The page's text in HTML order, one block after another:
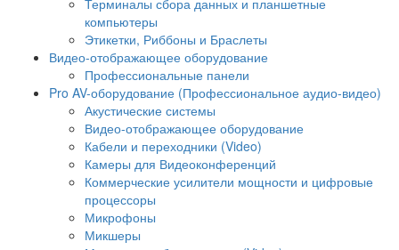
компьютеры
Этикетки, Риббоны и Браслеты
Видео-отображающее оборудование
Профессиональные панели
Pro AV-оборудование (Профессиональное аудио-видео)
Акустические системы
Видео-отображающее оборудование
Кабели и переходники (Video)
Камеры для Видеоконференций
Коммерческие усилители мощности и цифровые
процессоры
Микрофоны
Микшеры